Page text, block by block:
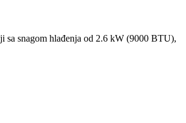
sa snagom hlađenja od 2.6 kW (9000 BTU),